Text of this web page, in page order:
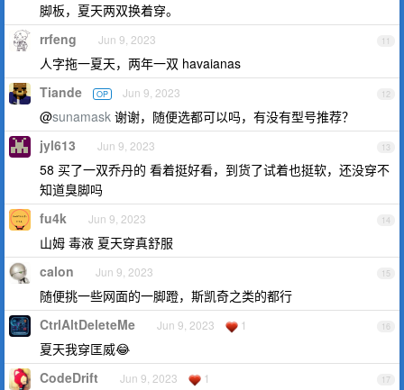
脚板，夏天两双换着穿。
11
rrfeng Jun 9, 2023
人字拖一夏天，两年一双 havaianas
12
Tiande OP Jun 9, 2023
@sunamask 谢谢，随便选都可以吗，有没有型号推荐？
13
jyl613 Jun 9, 2023
58 买了一双乔丹的 看着挺好看，到货了试着也挺软，还没穿不
知道臭脚吗
14
fu4k Jun 9, 2023
山姆 毒液 夏天穿真舒服
15
calon Jun 9, 2023
随便挑一些网面的一脚蹬，斯凯奇之类的都行
16
CtrlAltDeleteMe Jun 9, 2023 1
夏天我穿匡威😂
17
CodeDrift Jun 9, 2023 1